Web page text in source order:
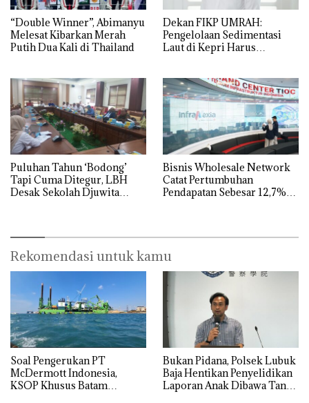
“Double Winner”, Abimanyu
Melesat Kibarkan Merah
Putih Dua Kali di Thailand
Dekan FIKP UMRAH:
Pengelolaan Sedimentasi
Laut di Kepri Harus
dengan Konservasi
Puluhan Tahun ‘Bodong’
Tapi Cuma Ditegur, LBH
Desak Sekolah Djuwita
Bisnis Wholesale Network
Catat Pertumbuhan
Pendapatan Sebesar 12,7%
Rekomendasi untuk kamu
‎Soal Pengerukan PT
McDermott Indonesia,
KSOP Khusus Batam
Bukan Pidana, Polsek Lubuk
Baja Hentikan Penyelidikan
Laporan Anak Dibawa Tanpa